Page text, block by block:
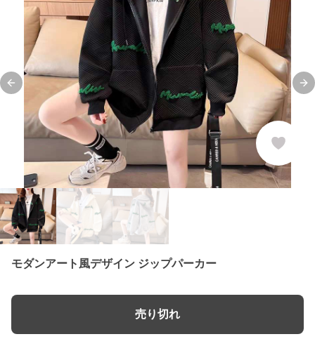
Previous slide
モダンアート風デザイン ジップパーカー
売り切れ